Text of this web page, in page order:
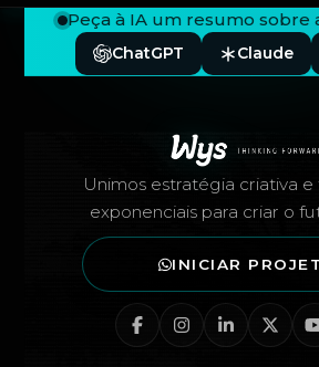
Peça à IA um resumo sobre
ChatGPT Claude
Unimos estratégia criativa
exponenciais para criar o
INICIAR